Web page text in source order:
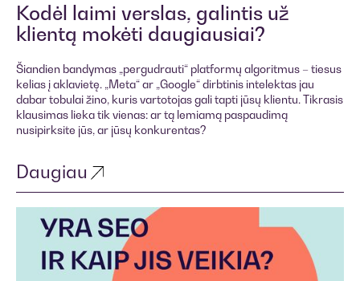
Kodėl laimi verslas, galintis už
klientą mokėti daugiausiai?
Šiandien bandymas „pergudrauti“ platformų algoritmus – tiesus
kelias į aklavietę. „Meta“ ar „Google“ dirbtinis intelektas jau
dabar tobulai žino, kuris vartotojas gali tapti jūsų klientu. Tikrasis
klausimas lieka tik vienas: ar tą lemiamą paspaudimą
nusipirksite jūs, ar jūsų konkurentas?
Daugiau